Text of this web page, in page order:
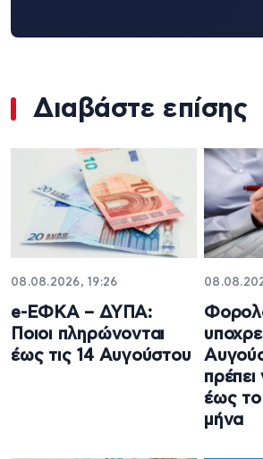
Διαβάστε επίσης
08.08.2026, 19:26
e-ΕΦΚΑ – ΔΥΠΑ:
Ποιοι πληρώνονται
έως τις 14 Αυγούστου
έως το
μήνα